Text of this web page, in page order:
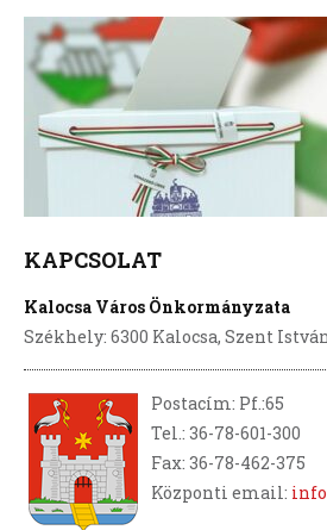
KAPCSOLAT
Kalocsa Város Önkormányzata
Székhely: 6300 Kalocsa, Szent
Postacím: Pf.:65
Tel.: 36-78-601-300
Fax: 36-78-462-375
Központi email: